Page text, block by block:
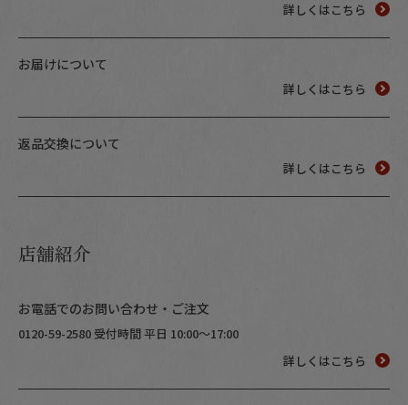
詳しくはこちら
お届けについて
詳しくはこちら
返品交換について
詳しくはこちら
店舗紹介
お電話でのお問い合わせ・ご注文
0120-59-2580 受付時間 平日 10:00～17:00
詳しくはこちら